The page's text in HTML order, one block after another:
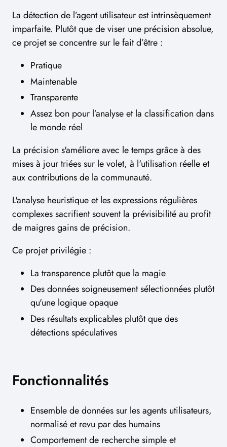
La détection de l’agent utilisateur est intrinsèquement
imparfaite. Plutôt que de viser une précision absolue,
ce projet se concentre sur le fait d’être :
Pratique
Maintenable
Transparente
Assez bon pour l’analyse et la classification dans
le monde réel
La précision s'améliore avec le temps grâce à des
mises à jour triées sur le volet, à l'utilisation réelle et
aux contributions de la communauté.
L'analyse heuristique et les expressions régulières
complexes sacrifient souvent la prévisibilité au profit
de maigres gains de précision.
Ce projet privilégie :
La transparence plutôt que la magie
Des données soigneusement sélectionnées plutôt
qu'une logique opaque
Des résultats explicables plutôt que des
détections spéculatives
Fonctionnalités
Ensemble de données sur les agents utilisateurs,
normalisé et revu par des humains
Comportement de recherche simple et